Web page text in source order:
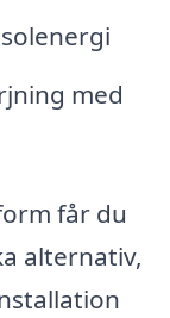
med
får du
alternativ,